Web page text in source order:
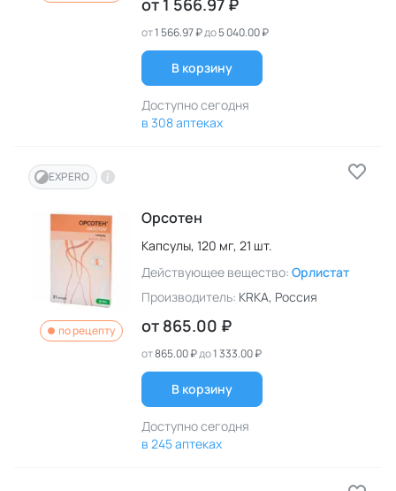
от 1 566.97 ₽
от1 566.97 ₽до5 040.00 ₽
В корзину
Доступно сегодня
в 308 аптеках
EXPERO
по рецепту
Орсотен
Капсулы, 120 мг, 21 шт.
Действующее вещество: Орлистат
Производитель: KRKA, Россия
от 865.00 ₽
от865.00 ₽до1 333.00 ₽
В корзину
Доступно сегодня
в 245 аптеках